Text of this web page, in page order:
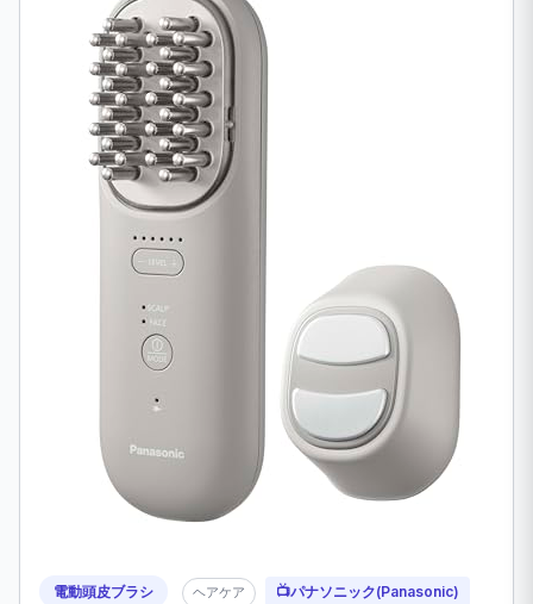
電動頭皮ブラシ ヘアケア 📺パナソニック(Panasonic)